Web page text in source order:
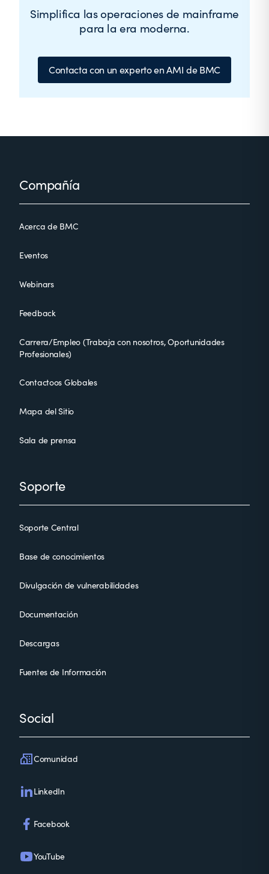
Simplifica las operaciones de mainframe
para la era moderna.
Contacta con un experto en AMI de BMC
FooterCompañía
Acerca de BMC
Eventos
Webinars
Feedback
Carrera/Empleo (Trabaja con nosotros, Oportunidades
Profesionales)
Contactoos Globales
Mapa del Sitio
Sala de prensa
Soporte
Soporte Central
Base de conocimientos
Divulgación de vulnerabilidades
Documentación
Descargas
Fuentes de Información
Social
Comunidad
LinkedIn
Facebook
YouTube